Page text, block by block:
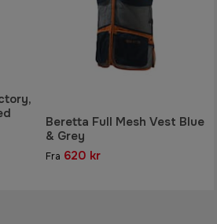
Beretta Full Mesh Vest Blue
& Grey
Fra 620 kr